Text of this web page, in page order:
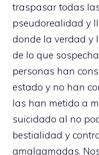
traspasar todas
pseudorealidad y
donde la verdad y
de lo que
personas han
estado y no han
las han metido a
suicidado al no
bestialidad y
amalgamadas.